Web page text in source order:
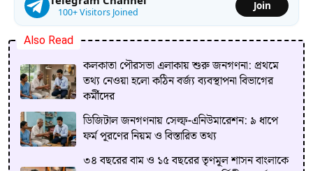
100+ Visitors Joined
Join
Also Read
কলকাতা পৌরসভা এলাকায় শুরু জনগণনা: প্রথমে
তথ্য নেওয়া হলো কঠিন বর্জ্য ব্যবস্থাপনা বিভাগের
কর্মীদের
ডিজিটাল জনগণনায় সেল্ফ-এনিউমারেশন: ৯ ধাপে
ফর্ম পূরণের নিয়ম ও বিস্তারিত তথ্য
৩৪ বছরের বাম ও ১৫ বছরের তৃণমূল শাসন বাংলাকে